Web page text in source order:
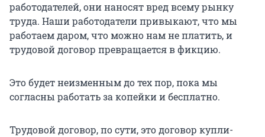
работодателей, они наносят вред всему рынку
труда. Наши работодатели привыкают, что мы
работаем даром, что можно нам не платить, и
трудовой договор превращается в фикцию.
Это будет неизменным до тех пор, пока мы
согласны работать за копейки и бесплатно.
Трудовой договор, по сути, это договор купли-